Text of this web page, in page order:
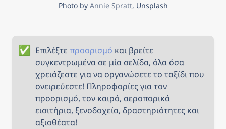
Photo by Annie Spratt, Unsplash
✅ Επιλέξτε προορισμό και βρείτε
συγκεντρωμένα σε μία σελίδα, όλα όσα
χρειάζεστε για να οργανώσετε το ταξίδι που
ονειρεύεστε! Πληροφορίες για τον
προορισμό, τον καιρό, αεροπορικά
εισιτήρια, ξενοδοχεία, δραστηριότητες και
αξιοθέατα!